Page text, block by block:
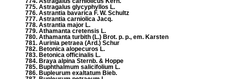
775. Astragalus glycyphyllos L.
776. Astrantia bavarica F. W. Schultz
777. Astrantia carniolica Jacq.
778. Astrantia major L.
779. Athamanta cretensis L.
780. Athamanta turbith (L.) Brot. p. p., em. Karsten
781. Aurinia petraea (Ard.) Schur
782. Betonica alopecuros L.
783. Betonica officinalis L.
784. Braya alpina Sternb. & Hoppe
785. Buphthalmum salicifolium L.
786. Bupleurum exaltatum Bieb.